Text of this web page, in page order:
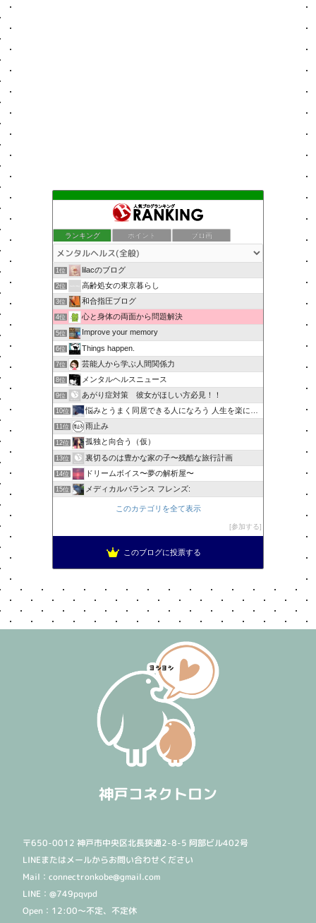
ランキング ポイント ブロ画
1位 lilacのブログ
2位 高齢処女の東京暮らし
3位 和合指圧ブログ
4位 心と身体の両面から問題解決
5位 Improve your memory
6位 Things happen.
7位 芸能人から学ぶ人間関係力
8位 メンタルヘルスニュース
9位 あがり症対策 彼女がほしい方必見！！
10位 悩みとうまく同居できる人になろう 人生を楽に生きる簡単な…
11位 雨止み
12位 孤独と向合う（仮）
13位 裏切るのは豊かな家の子〜残酷な旅行計画
14位 ドリームボイス〜夢の解析屋〜
15位 メディカルバランス フレンズ:
このカテゴリを全て表示
参加する
このブログに投票する
神戸コネクトロン
〒650-0012 神戸市中央区北長狭通2-8-5 阿部ビル402号
LINEまたはメールからお問い合わせください
Mail：connectronkobe@gmail.com
LINE：@749pqvpd
Open：12:00〜不定、不定休